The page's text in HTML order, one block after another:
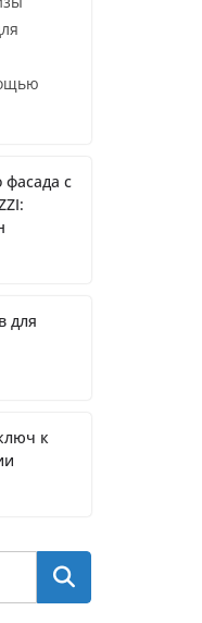
фасада с
для
к